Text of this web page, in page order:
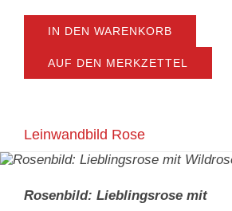
IN DEN WARENKORB
AUF DEN MERKZETTEL
Leinwandbild Rose
Rosenbild: Lieblingsrose mit